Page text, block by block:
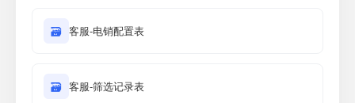
🗃 客服-电销配置表
🗃 客服-筛选记录表